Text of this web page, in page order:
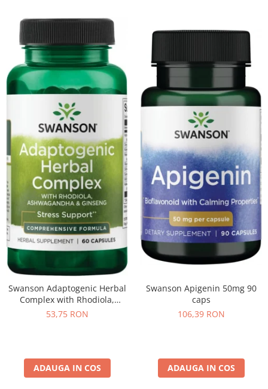
PerfectShaker
PeScience
Power System
Pro Supps
Pro Tan
Puritan`s Pride
Raw Nutrition
REDCON1
Revoflex
Rich Piana 5% Nutrition
Scitec
Scivation
Skill Nutrition
Smart Shake
Swanson
Under Armour
Universal
Vitargo
Swanson Adaptogenic Herbal
Complex with Rhodiola,
Ashwagandha & Ginseng 60
53,75 RON
ADAUGA IN COS
Swanson Apigenin 50mg 90
caps
106,39 RON
ADAUGA IN COS